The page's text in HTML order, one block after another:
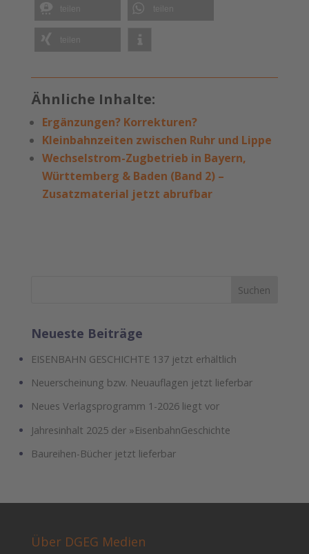
Ähnliche Inhalte:
Ergänzungen? Korrekturen?
Kleinbahnzeiten zwischen Ruhr und Lippe
Wechselstrom-Zugbetrieb in Bayern,
Württemberg & Baden (Band 2) –
Zusatzmaterial jetzt abrufbar
Neueste Beiträge
EISENBAHN GESCHICHTE 137 jetzt erhältlich
Neuerscheinung bzw. Neuauflagen jetzt lieferbar
Neues Verlagsprogramm 1-2026 liegt vor
Jahresinhalt 2025 der »EisenbahnGeschichte
Baureihen-Bücher jetzt lieferbar
Über DGEG Medien